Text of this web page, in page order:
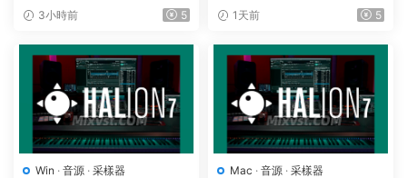
定響度1可視化智能電平均衡
ones – Tether v 1.2.1 WIN
3小時前 5
ugins Bundle v2026.08.03
1天前 5
Win · 音源 · 采樣器
Mac · 音源 · 采樣器